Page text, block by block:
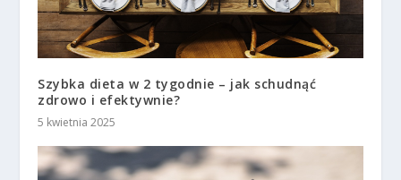
Szybka dieta w 2 tygodnie – jak schudnąć
zdrowo i efektywnie?
5 kwietnia 2025